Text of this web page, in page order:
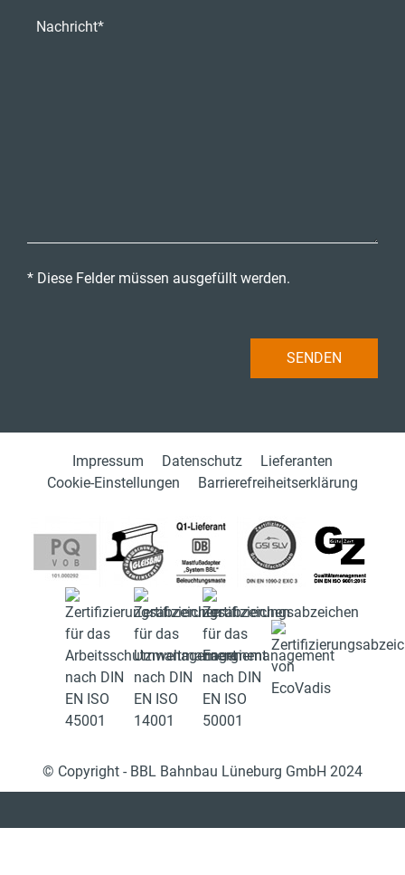
* Diese Felder müssen ausgefüllt werden.
Impressum Datenschutz
Lieferanten
Cookie-Einstellungen
Barrierefreiheitserklärung
© Copyright - BBL Bahnbau Lüneburg GmbH 2024